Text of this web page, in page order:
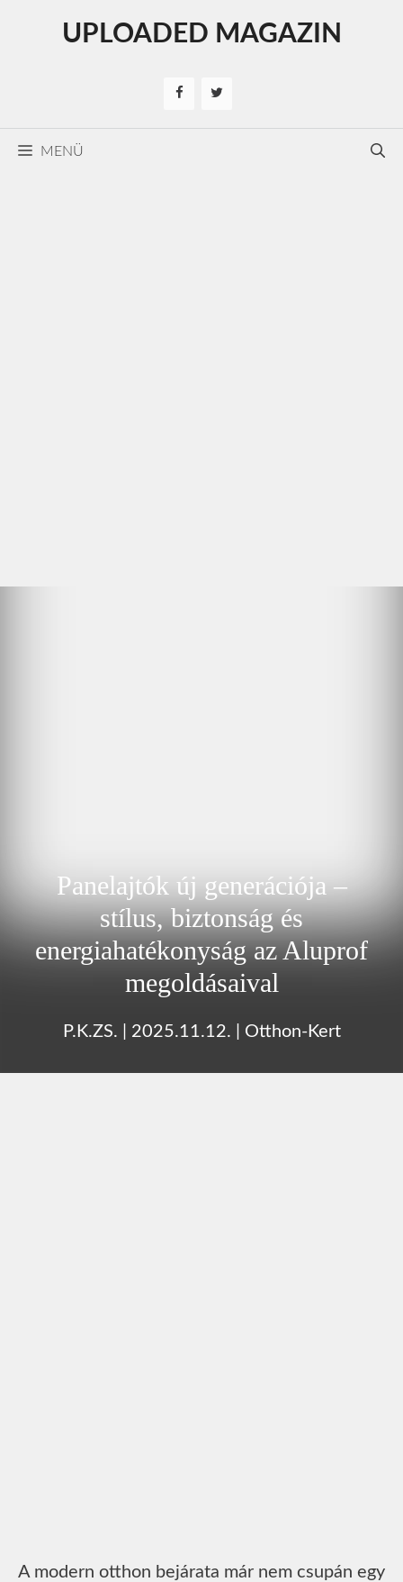
UPLOADED MAGAZIN
MENÜ
Panelajtók új generációja –
stílus, biztonság és
energiahatékonyság az Aluprof
megoldásaival
P.K.ZS. 2025.11.12. Otthon-Kert
A modern otthon bejárata már nem csupán egy